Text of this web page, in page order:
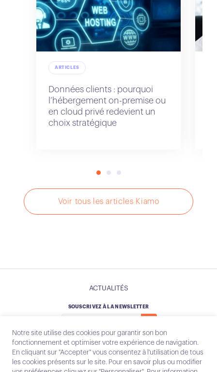
ARTICLES
Données clients : pourquoi
l’hébergement on-premise ou
en cloud privé redevient un
choix stratégique
Voir tous les articles Kiamo
ACTUALITÉS
SOUSCRIVEZ À LA NEWSLETTER
Notre site utilise des cookies pour garantir son bon
fonctionnement et optimiser votre expérience de navigation.
En cliquant sur "Accepter" vous consentez à l'utilisation de tous
les cookies présents sur le site. Pour en savoir plus ou modifier